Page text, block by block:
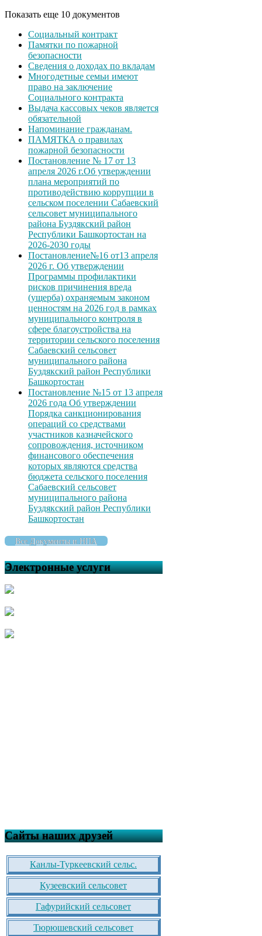
Показать еще 10 документов
Социальный контракт
Памятки по пожарной
безопасности
Сведения о доходах по вкладам
Многодетные семьи имеют
право на заключение
Социального контракта
Выдача кассовых чеков является
обязательной
Напоминание гражданам.
ПАМЯТКА о правилах
пожарной безопасности
Постановление № 17 от 13
апреля 2026 г.Об утверждении
плана мероприятий по
противодействию коррупции в
сельском поселении Сабаевский
сельсовет муниципального
района Буздякский район
Республики Башкортостан на
2026-2030 годы
Постановление№16 от13 апреля
2026 г. Об утверждении
Программы профилактики
рисков причинения вреда
(ущерба) охраняемым законом
ценностям на 2026 год в рамках
муниципального контроля в
сфере благоустройства на
территории сельского поселения
Сабаевский сельсовет
муниципального района
Буздякский район Республики
Башкортостан
Постановление №15 от 13 апреля
2026 года Об утверждении
Порядка санкционирования
операций со средствами
участников казначейского
сопровождения, источником
финансового обеспечения
которых являются средства
бюджета сельского поселения
Сабаевский сельсовет
муниципального района
Буздякский район Республики
Башкортостан
Все Документы и НПА
Электронные услуги
Сайты наших друзей
Канлы-Туркеевский сельс.
Кузеевский сельсовет
Гафурийский сельсовет
Тюрюшевский сельсовет